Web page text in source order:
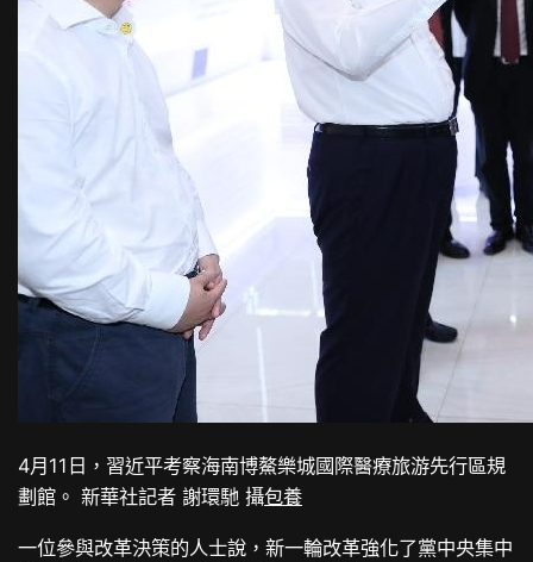
4月11日，習近平考察海南博鰲樂城國際醫療旅游先行區規
劃館。 新華社記者 謝環馳 攝包養
一位參與改革決策的人士說，新一輪改革強化了黨中央集中